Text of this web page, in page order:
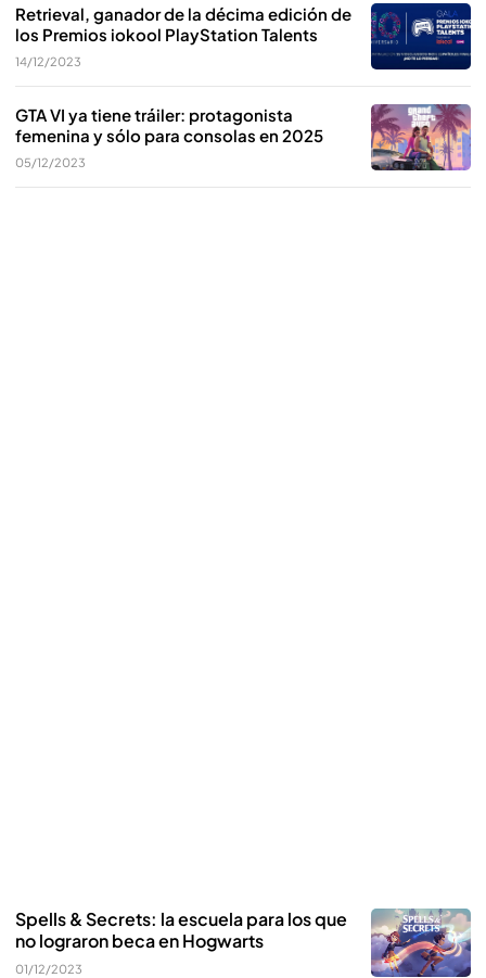
Retrieval, ganador de la décima edición de
los Premios iokool PlayStation Talents
14/12/2023
GTA VI ya tiene tráiler: protagonista
femenina y sólo para consolas en 2025
05/12/2023
Spells & Secrets: la escuela para los que
no lograron beca en Hogwarts
01/12/2023